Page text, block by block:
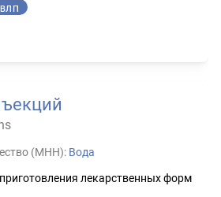
(МНН): Вода
лекарственных форм